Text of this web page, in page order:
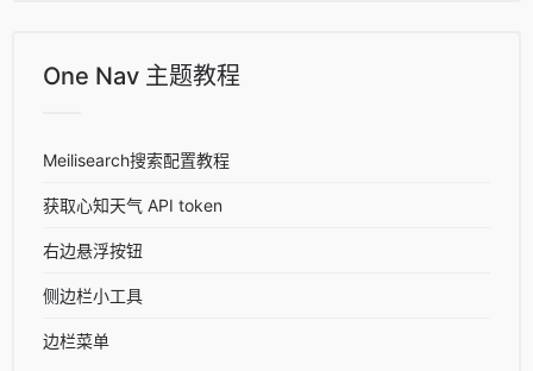
One Nav 主题教程
Meilisearch搜索配置教程
获取心知天气 API token
右边悬浮按钮
侧边栏小工具
边栏菜单